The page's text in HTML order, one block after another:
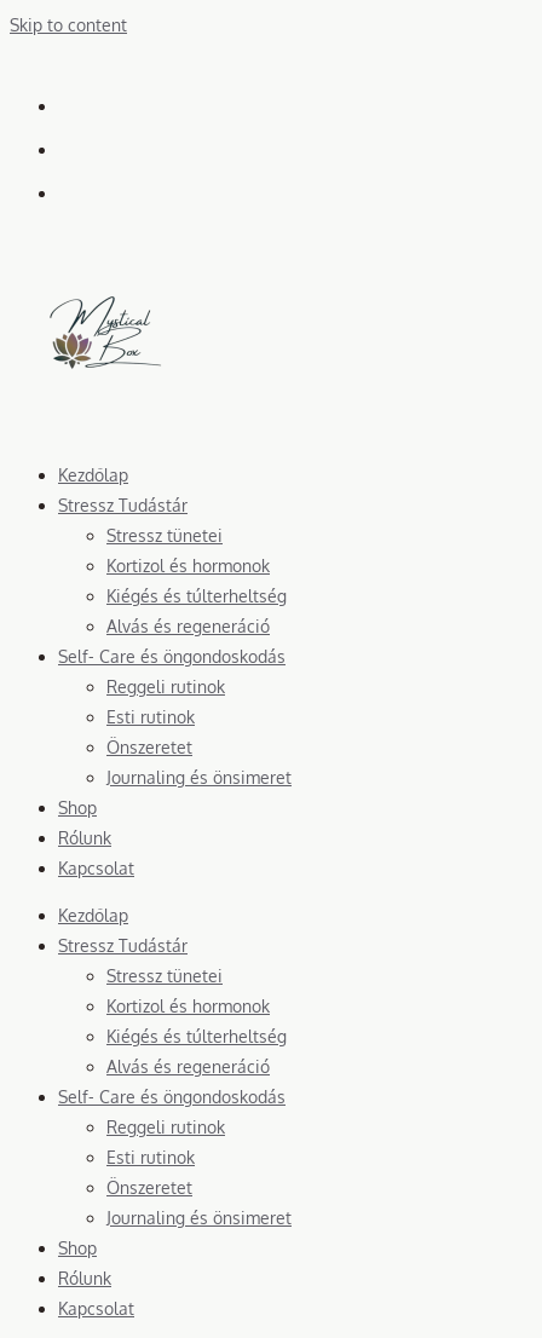
Skip to content
Kezdőlap
Stressz Tudástár
Stressz tünetei
Kortizol és hormonok
Kiégés és túlterheltség
Alvás és regeneráció
Self- Care és öngondoskodás
Reggeli rutinok
Esti rutinok
Önszeretet
Journaling és önsimeret
Shop
Rólunk
Kapcsolat
Kezdőlap
Stressz Tudástár
Stressz tünetei
Kortizol és hormonok
Kiégés és túlterheltség
Alvás és regeneráció
Self- Care és öngondoskodás
Reggeli rutinok
Esti rutinok
Önszeretet
Journaling és önsimeret
Shop
Rólunk
Kapcsolat